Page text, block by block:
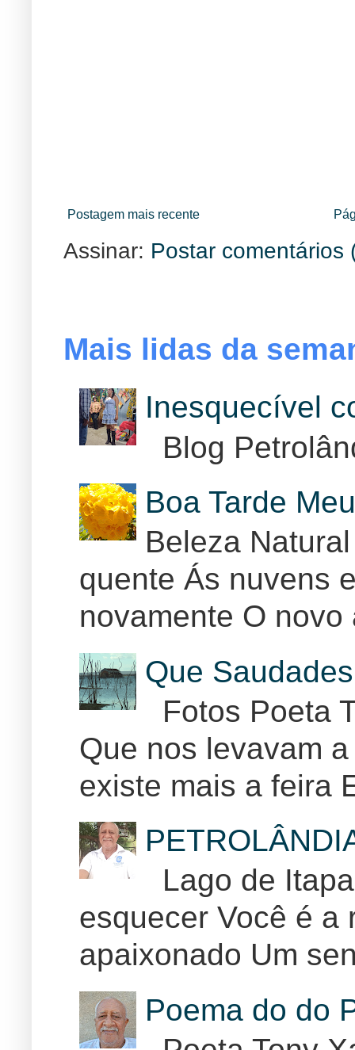
Postagem mais recente
Assinar: Postar comentários
Mais lidas da
Inesquecível
Blog
Boa Tarde
Beleza
quente Ás nuvens
novamente O
Que
Fotos Poeta
Que nos levavam
existe mais a feira
Lago de
esquecer Você é a
apaixonado Um
Poema do do